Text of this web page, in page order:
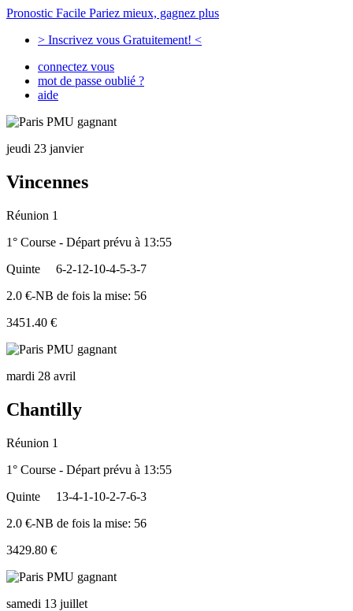
Pronostic Facile Pariez mieux, gagnez plus
> Inscrivez vous Gratuitement! <
connectez vous
mot de passe oublié ?
aide
jeudi 23 janvier
Vincennes
Réunion 1
1° Course - Départ prévu à 13:55
Quinte
6-2-12-10-4-5-3-7
2.0 €-NB de fois la mise: 56
3451.40 €
mardi 28 avril
Chantilly
Réunion 1
1° Course - Départ prévu à 13:55
Quinte
13-4-1-10-2-7-6-3
2.0 €-NB de fois la mise: 56
3429.80 €
samedi 13 juillet